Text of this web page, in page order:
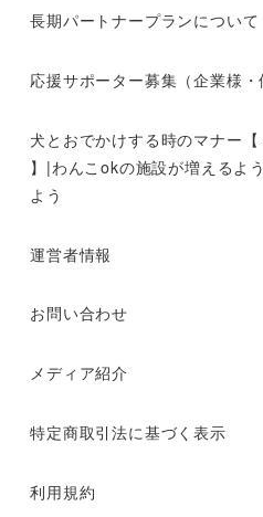
長期パートナープランについて
応援サポーター募集（企業様・
犬とおでかけする時のマナー
】|わんこokの施設が増えるよ
よう
運営者情報
お問い合わせ
メディア紹介
特定商取引法に基づく表示
利用規約